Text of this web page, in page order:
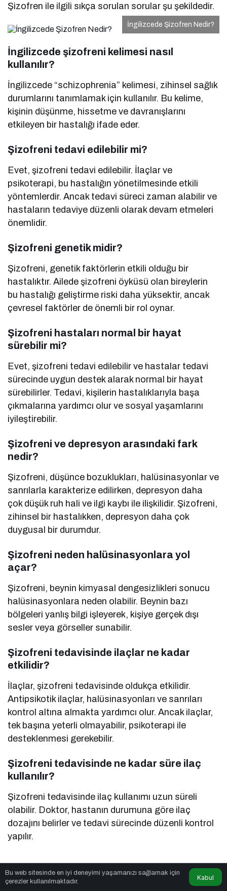
Şizofren ile ilgili sıkça sorulan sorular şu şekildedir.
İngilizcede Şizofren Nedir?
İngilizcede şizofreni kelimesi nasıl
kullanılır?
İngilizcede “schizophrenia” kelimesi, zihinsel sağlık
durumlarını tanımlamak için kullanılır. Bu kelime,
kişinin düşünme, hissetme ve davranışlarını
etkileyen bir hastalığı ifade eder.
Şizofreni tedavi edilebilir mi?
Evet, şizofreni tedavi edilebilir. İlaçlar ve
psikoterapi, bu hastalığın yönetilmesinde etkili
yöntemlerdir. Ancak tedavi süreci zaman alabilir ve
hastaların tedaviye düzenli olarak devam etmeleri
önemlidir.
Şizofreni genetik midir?
Şizofreni, genetik faktörlerin etkili olduğu bir
hastalıktır. Ailede şizofreni öyküsü olan bireylerin
bu hastalığı geliştirme riski daha yüksektir, ancak
çevresel faktörler de önemli bir rol oynar.
Şizofreni hastaları normal bir hayat
sürebilir mi?
Evet, şizofreni tedavi edilebilir ve hastalar tedavi
sürecinde uygun destek alarak normal bir hayat
sürebilirler. Tedavi, kişilerin hastalıklarıyla başa
çıkmalarına yardımcı olur ve sosyal yaşamlarını
iyileştirebilir.
Şizofreni ve depresyon arasındaki fark
nedir?
Şizofreni, düşünce bozuklukları, halüsinasyonlar ve
sanrılarla karakterize edilirken, depresyon daha
çok düşük ruh hali ve ilgi kaybı ile ilişkilidir. Şizofreni,
zihinsel bir hastalıkken, depresyon daha çok
duygusal bir durumdur.
Şizofreni neden halüsinasyonlara yol
açar?
Şizofreni, beynin kimyasal dengesizlikleri sonucu
halüsinasyonlara neden olabilir. Beynin bazı
bölgeleri yanlış bilgi işleyerek, kişiye gerçek dışı
sesler veya görseller sunabilir.
Şizofreni tedavisinde ilaçlar ne kadar
etkilidir?
İlaçlar, şizofreni tedavisinde oldukça etkilidir.
Antipsikotik ilaçlar, halüsinasyonları ve sanrıları
kontrol altına almakta yardımcı olur. Ancak ilaçlar,
tek başına yeterli olmayabilir, psikoterapi ile
desteklenmesi gerekebilir.
Şizofreni tedavisinde ne kadar süre ilaç
kullanılır?
Şizofreni tedavisinde ilaç kullanımı uzun süreli
olabilir. Doktor, hastanın durumuna göre ilaç
dozajını belirler ve tedavi sürecinde düzenli kontrol
yapılır.
Bu web sitesinde en iyi deneyimi yaşamanızı sağlamak için
çerezler kullanılmaktadır.
Kabul